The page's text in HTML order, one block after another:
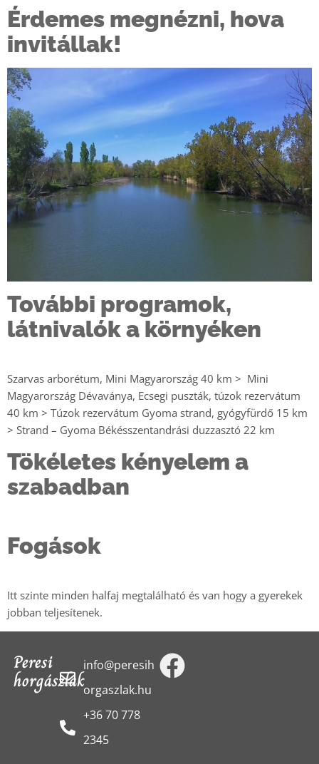
Érdemes megnézni, hova
invitállak!
További programok,
látnivalók a környéken
Szarvas arborétum, Mini Magyarország 40 km > Mini
Magyarország Dévaványa, Ecsegi puszták, túzok rezervátum
40 km > Túzok rezervátum Gyoma strand, gyógyfürdő 15 km
> Strand – Gyoma Békésszentandrási duzzasztó 22 km
Tökéletes kényelem a
szabadban
Fogások
Itt szinte minden halfaj megtalálható és van hogy a gyerekek
jobban teljesítenek.
Peresi
horgászlak
info@peresih
orgaszlak.hu
+36 70 778
2345